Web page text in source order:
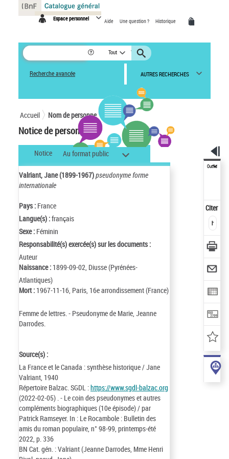
Espace personnel Aide Une question ? Historique
Tout
Recherche avancée AUTRES RECHERCHES
Accueil Nom de personne
Notice de personne
Notice Au format public
Valriant, Jane (1899-1967)pseudonyme forme
internationale
Pays : France
Langue(s) :français
Sexe : Féminin
Responsabilité(s) exercée(s) sur les documents :
Auteur
Naissance : 1899-09-02, Diusse (Pyrénées-
Atlantiques)
Mort : 1967-11-16, Paris, 16e arrondissement (France)
Femme de lettres. - Pseudonyme de Marie, Jeanne
Darrodes.
Source(s) :
La France et le Canada : synthèse historique / Jane
Valriant, 1940
Répertoire Balzac. SGDL :https://www.sgdl-balzac.org
(2022-02-05) . - Le coin des pseudonymes et autres
compléments biographiques (10e épisode) / par
Patrick Ramseyer. In : Le Rocambole : Bulletin des
amis du roman populaire, n° 98-99, printemps-été
2022, p. 336
BN Cat. gén. : Valriant (Jeanne Darrodes, Mme Henri
Outils
Citer
Panneau de gestion des cookies